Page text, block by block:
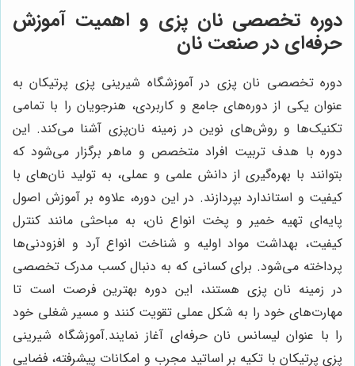
دوره تخصصی نان پزی و اهمیت آموزش
حرفه‌ای در صنعت نان
دوره تخصصی نان پزی در آموزشگاه شیرینی پزی پرتیکان به
عنوان یکی از دوره‌های جامع و کاربردی، هنرجویان را با تمامی
تکنیک‌ها و روش‌های نوین در زمینه نان‌پزی آشنا می‌کند. این
دوره با هدف تربیت افراد متخصص و ماهر برگزار می‌شود که
بتوانند با بهره‌گیری از دانش علمی و عملی، به تولید نان‌های با
کیفیت و استاندارد بپردازند. در این دوره، علاوه بر آموزش اصول
پایه‌ای تهیه خمیر و پخت انواع نان، به مباحثی مانند کنترل
کیفیت، بهداشت مواد اولیه و شناخت انواع آرد و افزودنی‌ها
پرداخته می‌شود. برای کسانی که به دنبال کسب مدرک تخصصی
در زمینه نان پزی هستند، این دوره بهترین فرصت است تا
مهارت‌های خود را به شکل عملی تقویت کنند و مسیر شغلی خود
را با عنوان لیسانس نان حرفه‌ای آغاز نمایند.آموزشگاه شیرینی
پزی پرتیکان با تکیه بر اساتید مجرب و امکانات پیشرفته، فضایی